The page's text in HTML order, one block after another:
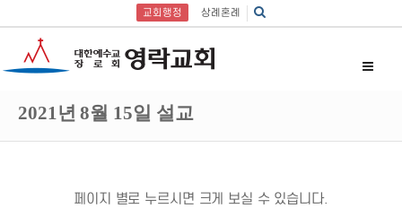
교회행정 상례혼례
2021년 8월 15일 설교
페이지 별로 누르시면 크게 보실 수 있습니다.